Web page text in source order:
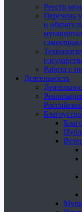
Реестр
Перечень
и
Работа с
Деятельность